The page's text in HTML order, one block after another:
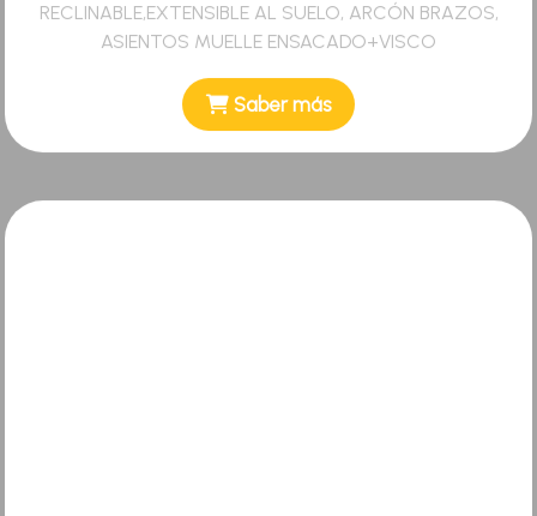
RECLINABLE,EXTENSIBLE AL SUELO, ARCÓN BRAZOS,
ASIENTOS MUELLE ENSACADO+VISCO
Saber más